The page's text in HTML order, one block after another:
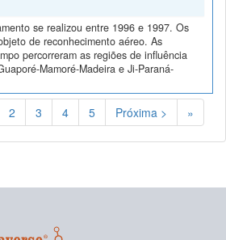
se realizou entre 1996 e 1997. Os
de reconhecimento aéreo. As
percorreram as regiões de influência
Mamoré-Madeira e Ji-Paraná-
2 3 4 5 Próxima > »